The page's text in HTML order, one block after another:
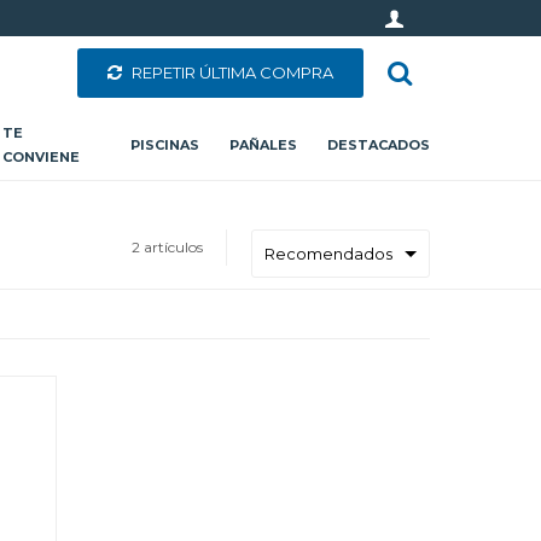
TE
CONVIENE
PISCINAS PAÑALES DESTACADOS
REPETIR ÚLTIMA COMPRA
2 artículos